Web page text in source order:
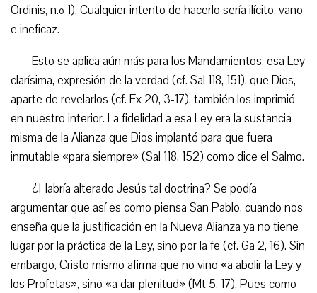
Ordinis, n.º 1). Cualquier intento de hacerlo sería ilícito, vano
e ineficaz.
Esto se aplica aún más para los Mandamientos, esa Ley
clarísima, expresión de la verdad (cf. Sal 118, 151), que Dios,
aparte de revelarlos (cf. Ex 20, 3-17), también los imprimió
en nuestro interior. La fidelidad a esa Ley era la sustancia
misma de la Alianza que Dios implantó para que fuera
inmutable «para siempre» (Sal 118, 152) como dice el Salmo.
¿Habría alterado Jesús tal doctrina? Se podía
argumentar que así es como piensa San Pablo, cuando nos
enseña que la justificación en la Nueva Alianza ya no tiene
lugar por la práctica de la Ley, sino por la fe (cf. Ga 2, 16). Sin
embargo, Cristo mismo afirma que no vino «a abolir la Ley y
los Profetas», sino «a dar plenitud» (Mt 5, 17). Pues como